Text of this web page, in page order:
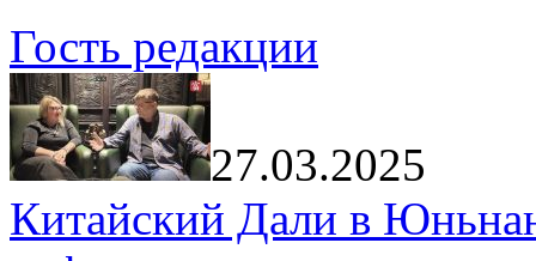
Гость редакции
27.03.2025
Китайский Дали в